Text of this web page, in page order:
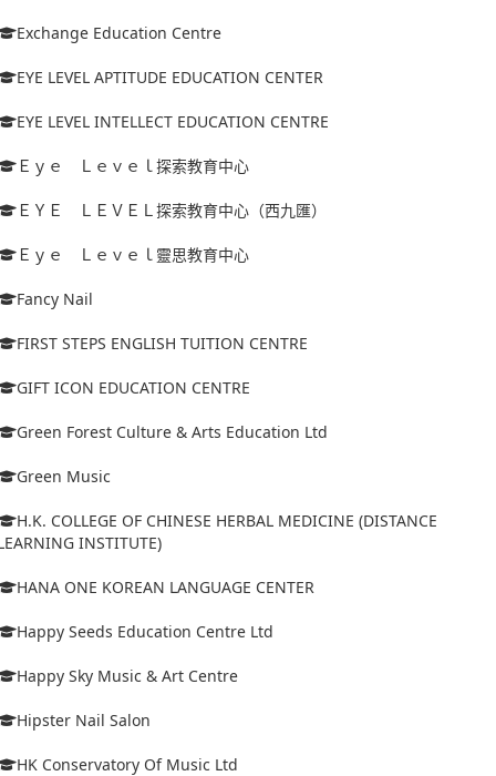
Exchange Education Centre
EYE LEVEL APTITUDE EDUCATION CENTER
EYE LEVEL INTELLECT EDUCATION CENTRE
Ｅｙｅ Ｌｅｖｅｌ探索教育中心
ＥＹＥ ＬＥＶＥＬ探索教育中心（西九匯）
Ｅｙｅ Ｌｅｖｅｌ靈思教育中心
Fancy Nail
FIRST STEPS ENGLISH TUITION CENTRE
GIFT ICON EDUCATION CENTRE
Green Forest Culture & Arts Education Ltd
Green Music
H.K. COLLEGE OF CHINESE HERBAL MEDICINE (DISTANCE
INSTITUTE)
HANA ONE KOREAN LANGUAGE CENTER
Happy Seeds Education Centre Ltd
Happy Sky Music & Art Centre
Hipster Nail Salon
HK Conservatory Of Music Ltd